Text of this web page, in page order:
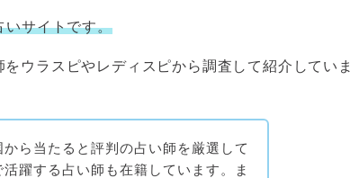
いサイトです。
ウラスピやレディスピから調査して紹介していま
ら当たると評判の占い師を厳選して
躍する占い師も在籍しています。ま